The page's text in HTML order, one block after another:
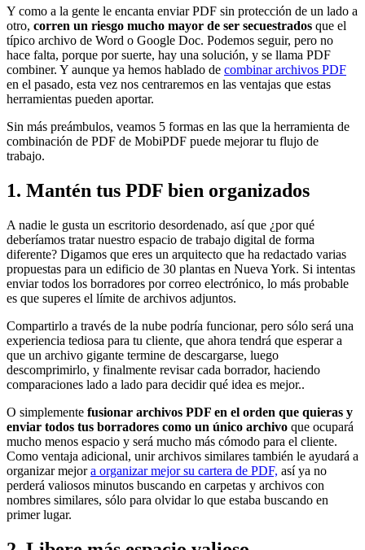
Y como a la gente le encanta enviar PDF sin protección de un lado a
otro, corren un riesgo mucho mayor de ser secuestrados que el
típico archivo de Word o Google Doc. Podemos seguir, pero no
hace falta, porque por suerte, hay una solución, y se llama PDF
combiner. Y aunque ya hemos hablado de combinar archivos PDF
en el pasado, esta vez nos centraremos en las ventajas que estas
herramientas pueden aportar.
Sin más preámbulos, veamos 5 formas en las que la herramienta de
combinación de PDF de MobiPDF puede mejorar tu flujo de
trabajo.
1. Mantén tus PDF bien organizados
A nadie le gusta un escritorio desordenado, así que ¿por qué
deberíamos tratar nuestro espacio de trabajo digital de forma
diferente? Digamos que eres un arquitecto que ha redactado varias
propuestas para un edificio de 30 plantas en Nueva York. Si intentas
enviar todos los borradores por correo electrónico, lo más probable
es que superes el límite de archivos adjuntos.
Compartirlo a través de la nube podría funcionar, pero sólo será una
experiencia tediosa para tu cliente, que ahora tendrá que esperar a
que un archivo gigante termine de descargarse, luego
descomprimirlo, y finalmente revisar cada borrador, haciendo
comparaciones lado a lado para decidir qué idea es mejor..
O simplemente fusionar archivos PDF en el orden que quieras y
enviar todos tus borradores como un único archivo que ocupará
mucho menos espacio y será mucho más cómodo para el cliente.
Como ventaja adicional, unir archivos similares también le ayudará a
organizar mejora organizar mejor su cartera de PDF, así ya no
perderá valiosos minutos buscando en carpetas y archivos con
nombres similares, sólo para olvidar lo que estaba buscando en
primer lugar.